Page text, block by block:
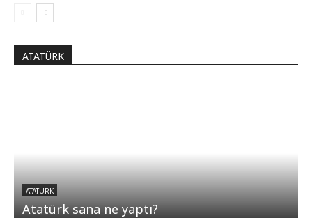
ATATÜRK
ATATÜRK
Atatürk sana ne yaptı?